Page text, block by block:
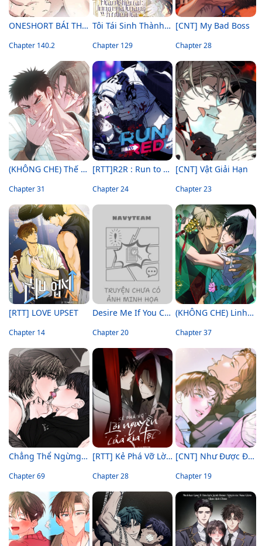
ONESHORT BÁI THIẾN
Chapter 140.2
Tôi Tái Sinh Thành Tiểu Ác Long Của Hoàng Tử Điện Hạ
Chapter 129
[CNT] My Bad Boss
Chapter 28
(KHÔNG CHE) Thế Giới Của Tôi
Chapter 31
[RTT]R2R : Run to Red
Chapter 24
[CNT] Vật Giải Hạn
Chapter 23
[RTT] LOVE UPSET
Chapter 14
Desire Me If You Can
Chapter 20
(KHÔNG CHE) Linh Thiêng
Chapter 37
Chẳng Thể Ngừng Lại
Chapter 69
[RTT] Kẻ Phá Vỡ Lời Nguyền Của Gia Tộc
Chapter 28
[CNT] Như Được Định Sẵn
Chapter 19